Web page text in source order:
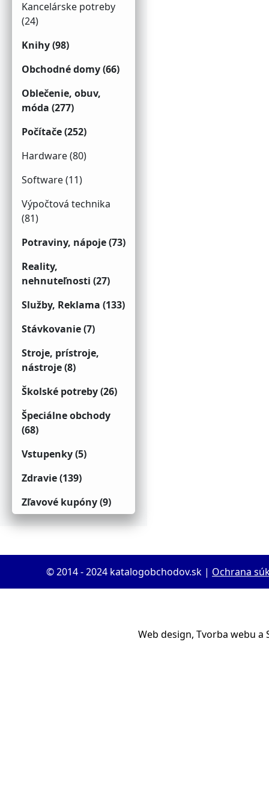
Kancelárske potreby
(24)
Knihy (98)
Obchodné domy (66)
Oblečenie, obuv,
móda (277)
Počítače (252)
Hardware (80)
Software (11)
Výpočtová technika
(81)
Potraviny, nápoje (73)
Reality,
nehnuteľnosti (27)
Služby, Reklama (133)
Stávkovanie (7)
Stroje, prístroje,
nástroje (8)
Školské potreby (26)
Špeciálne obchody
(68)
Vstupenky (5)
Zdravie (139)
Zľavové kupóny (9)
© 2014 - 2024 katalogobchodov.sk | Ochrana
Web design, Tvorba webu a